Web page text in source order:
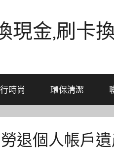
現金,刷卡
時尚 環保清潔
退個人帳戶